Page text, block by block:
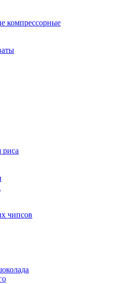
компрессорные
риса
чипсов